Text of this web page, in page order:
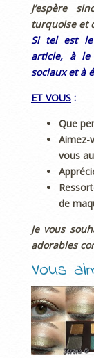
J’espère
turquoise et
Si tel est le
article, à
sociaux et à
ET VOUS :
Que
vous
de
Je vous
adorables
Vous